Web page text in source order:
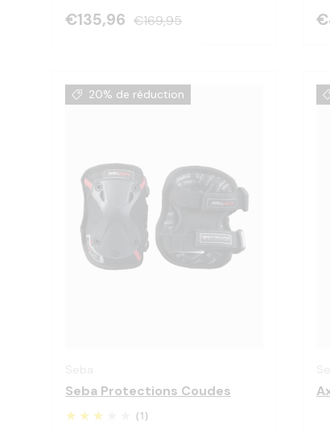
€135,96 €169,95
20% de réduction
Seba Protections Coudes
(1)